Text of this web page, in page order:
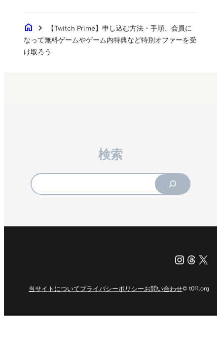
home chevron_right
【Twitch Prime】申し込む方法・手順、会員に
なって無料ゲームやゲーム内特典など特別オファーを受
け取ろう
検索
X（旧
当サイトについてプライバシーポリシーお問い合わせ© t011.org